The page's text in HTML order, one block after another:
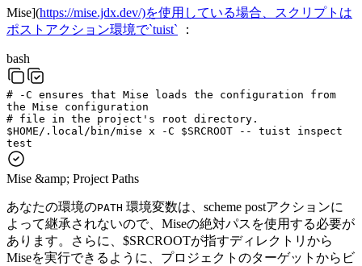
Mise](https://mise.jdx.dev/)を使用している場合、スクリプトは
ポストアクション環境で`tuist` ：
bash
# -C ensures that Mise loads the configuration from
the Mise configuration
# file in the project's root directory.
$HOME/.local/bin/mise x -C $SRCROOT -- tuist
inspect
test
Mise &amp; Project Paths
あなたの環境のPATH 環境変数は、scheme postアクションに
よって継承されないので、Miseの絶対パスを使用する必要が
あります。さらに、$SRCROOTが指すディレクトリから
Miseを実行できるように、プロジェクトのターゲットからビ